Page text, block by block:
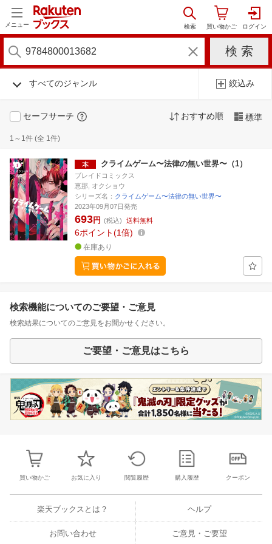
メニュー
すべてのジャンル 絞込み
セーフサーチ おすすめ順 標準
1～1件 (全 1件)
クライムゲーム〜法律の無い世界〜（1）
ブレイドコミックス
恵那, オクショウ
シリーズ名： クライムゲーム〜法律の無い世界〜
2023年09月07日発売
693円 (税込) 送料無料
6ポイント 1倍
在庫あり
検索機能についてのご要望・ご意見
検索結果についてのご意見をお聞かせください。
ご要望・ご意見はこちら
買い物かご お気に入り 閲覧履歴 購入履歴 クーポン
楽天ブックスとは？ ヘルプ
お問い合わせ ご意見・ご要望